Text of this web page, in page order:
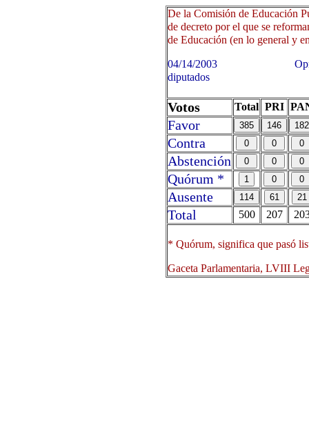
De la Comisión de Educación
de decreto por el que se
de Educación (en lo general y
04/14/2003 Oprima
diputados
Votos Total PRI
Favor
Contra
Abstención
Quórum *
Ausente
Total
500 207
* Quórum, significa que pasó
Gaceta Parlamentaria, LVIII